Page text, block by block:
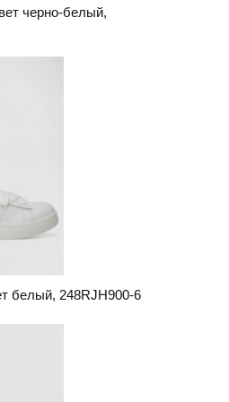
черно-белый,
белый, 248RJH900-6